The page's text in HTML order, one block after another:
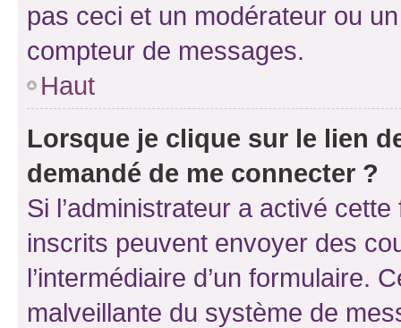
pas ceci et un modérateur ou
compteur de messages.
Haut
Lorsque je clique sur le lien
demandé de me connecter ?
Si l’administrateur a activé
inscrits peuvent envoyer des
l’intermédiaire d’un formulaire.
malveillante du système de